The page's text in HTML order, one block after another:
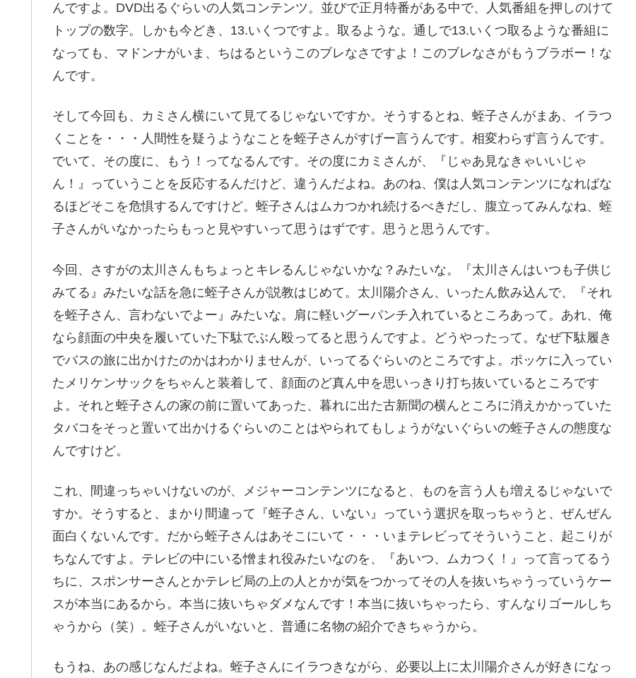
んですよ。DVD出るぐらいの人気コンテンツ。並びで正月特番がある中で、人気番組を押しのけて
トップの数字。しかも今どき、13.いくつですよ。取るような。通しで13.いくつ取るような番組に
なっても、マドンナがいま、ちはるというこのブレなさですよ！このブレなさがもうブラボー！な
んです。
そして今回も、カミさん横にいて見てるじゃないですか。そうするとね、蛭子さんがまあ、イラつ
くことを・・・人間性を疑うようなことを蛭子さんがすげー言うんです。相変わらず言うんです。
でいて、その度に、もう！ってなるんです。その度にカミさんが、『じゃあ見なきゃいいじゃ
ん！』っていうことを反応するんだけど、違うんだよね。あのね、僕は人気コンテンツになればな
るほどそこを危惧するんですけど。蛭子さんはムカつかれ続けるべきだし、腹立ってみんなね、蛭
子さんがいなかったらもっと見やすいって思うはずです。思うと思うんです。
今回、さすがの太川さんもちょっとキレるんじゃないかな？みたいな。『太川さんはいつも子供じ
みてる』みたいな話を急に蛭子さんが説教はじめて。太川陽介さん、いったん飲み込んで、『それ
を蛭子さん、言わないでよー』みたいな。肩に軽いグーパンチ入れているところあって。あれ、俺
なら顔面の中央を履いていた下駄でぶん殴ってると思うんですよ。どうやったって。なぜ下駄履き
でバスの旅に出かけたのかはわかりませんが、いってるぐらいのところですよ。ポッケに入ってい
たメリケンサックをちゃんと装着して、顔面のど真ん中を思いっきり打ち抜いているところです
よ。それと蛭子さんの家の前に置いてあった、暮れに出た古新聞の横んところに消えかかっていた
タバコをそっと置いて出かけるぐらいのことはやられてもしょうがないぐらいの蛭子さんの態度な
んですけど。
これ、間違っちゃいけないのが、メジャーコンテンツになると、ものを言う人も増えるじゃないで
すか。そうすると、まかり間違って『蛭子さん、いない』っていう選択を取っちゃうと、ぜんぜん
面白くないんです。だから蛭子さんはあそこにいて・・・いまテレビってそういうこと、起こりが
ちなんですよ。テレビの中にいる憎まれ役みたいなのを、『あいつ、ムカつく！』って言ってるう
ちに、スポンサーさんとかテレビ局の上の人とかが気をつかってその人を抜いちゃうっていうケー
スが本当にあるから。本当に抜いちゃダメなんです！本当に抜いちゃったら、すんなりゴールしち
ゃうから（笑）。蛭子さんがいないと、普通に名物の紹介できちゃうから。
もうね、あの感じなんだよね。蛭子さんにイラつきながら、必要以上に太川陽介さんが好きになっ